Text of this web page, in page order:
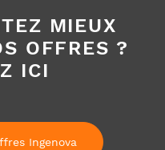
MIEUX
OFFRES ?
ICI
Ingenova